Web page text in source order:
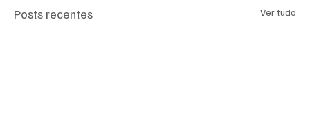
Posts recentes Ver tudo